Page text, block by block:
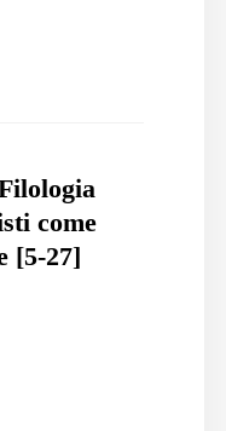
come
[5-27]